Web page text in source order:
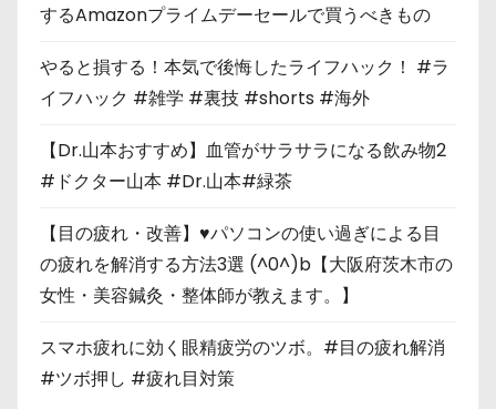
するAmazonプライムデーセールで買うべきもの
やると損する！本気で後悔したライフハック！ #ラ
イフハック #雑学 #裏技 #shorts #海外
【Dr.山本おすすめ】血管がサラサラになる飲み物2
#ドクター山本 #Dr.山本#緑茶
【目の疲れ・改善】♥パソコンの使い過ぎによる目
の疲れを解消する方法3選 (^0^)b【大阪府茨木市の
女性・美容鍼灸・整体師が教えます。】
スマホ疲れに効く眼精疲労のツボ。#目の疲れ解消
#ツボ押し #疲れ目対策